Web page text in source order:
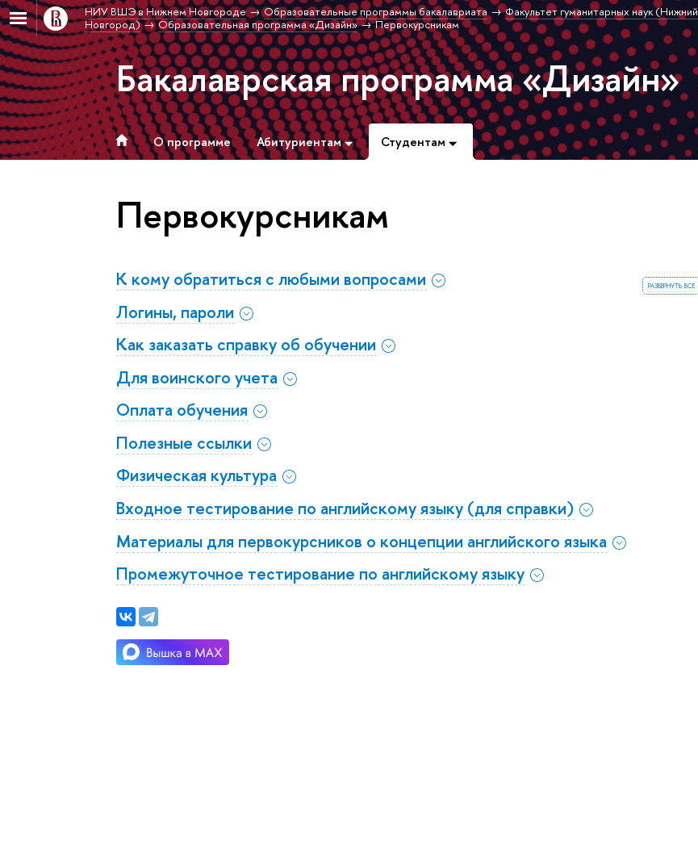
НИУ ВШЭ в Нижнем Новгороде Образовательные программы бакалавриата
Факультет гуманитарных наук (Нижний
Новгород)
Образовательная программа «Дизайн» Первокурсникам
Бакалаврская программа «Дизайн»
О программе Абитуриентам Студентам
Первокурсникам
развернуть все
К кому обратиться с любыми вопросами
Логины, пароли
Как заказать справку об обучении
Для воинского учета
Оплата обучения
Полезные ссылки
Физическая культура
Входное тестирование по английскому языку (для справки)
Материалы для первокурсников о концепции английского языка
Промежуточное тестирование по английскому языку